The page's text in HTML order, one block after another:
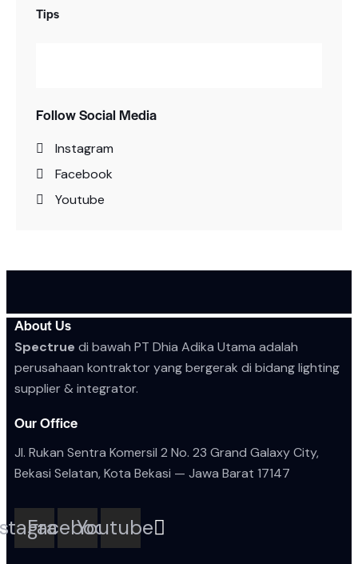
Tips
Follow Social Media
Instagram
Facebook
Youtube
About Us
Spectrue di bawah PT Dhia Adika Utama adalah
perusahaan kontraktor yang bergerak di bidang lighting
supplier & integrator.
Our Office
Jl. Rukan Sentra Komersil 2 No. 23 Grand Galaxy City,
Bekasi Selatan, Kota Bekasi — Jawa Barat 17147
FacebookYoutube